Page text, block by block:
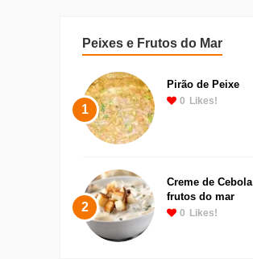
Peixes e Frutos do Mar
1
Pirão de Peixe
0 Likes!
2
Creme de
frutos do mar
0 Likes!